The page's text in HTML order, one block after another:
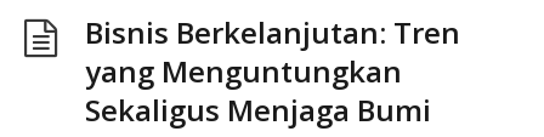
Bisnis Berkelanjutan: Tren
yang Menguntungkan
Sekaligus Menjaga Bumi